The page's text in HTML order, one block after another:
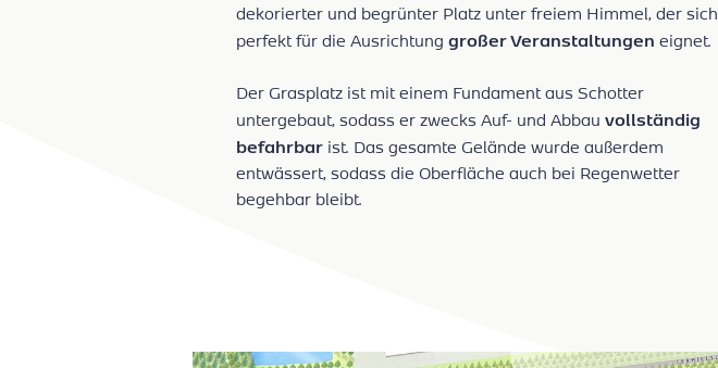
dekorierter und begrünter Platz unter freiem Himmel, der sich
perfekt für die Ausrichtunggroßer Veranstaltungen eignet.
Der Grasplatz ist mit einem Fundament aus Schotter
untergebaut, sodass er zwecks Auf- und Abbauvollständig
befahrbar ist. Das gesamte Gelände wurde außerdem
entwässert, sodass die Oberfläche auch bei Regenwetter
begehbar bleibt.